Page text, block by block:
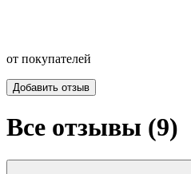
от покупателей
Добавить отзыв
Все отзывы (9)